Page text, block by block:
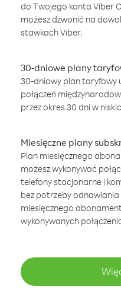
do Twojego konta Viber
możesz dzwonić na
stawkach Viber.
30-dniowe plany
30-dniowy plan taryfowy
połączeń
przez okres 30 dni w
Miesięczne plany
Plan miesięcznego
możesz wykonywać
telefony stacjonarne i
bez potrzeby
miesięcznego
wykonywanych